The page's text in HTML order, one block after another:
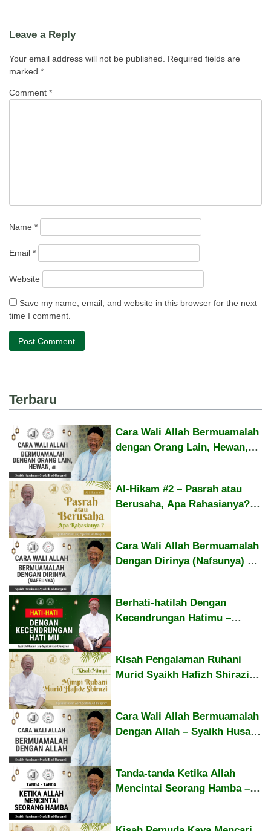
Leave a Reply
Your email address will not be published.
Required fields are
marked *
Comment *
Name *
Email *
Website
Save my name, email, and website in this browser for the next
time I comment.
Terbaru
Cara Wali Allah Bermuamalah
dengan Orang Lain, Hewan,
Al-Hikam #2 – Pasrah atau
Berusaha, Apa Rahasianya? –
Cara Wali Allah Bermuamalah
Dengan Dirinya (Nafsunya) –
Berhati-hatilah Dengan
Kecendrungan Hatimu –
Kisah Pengalaman Ruhani
Murid Syaikh Hafizh Shirazi –
Cara Wali Allah Bermuamalah
Dengan Allah – Syaikh Husain
Tanda-tanda Ketika Allah
Mencintai Seorang Hamba –